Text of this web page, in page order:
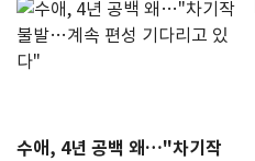
수애, 4년 공백 왜…"차기작